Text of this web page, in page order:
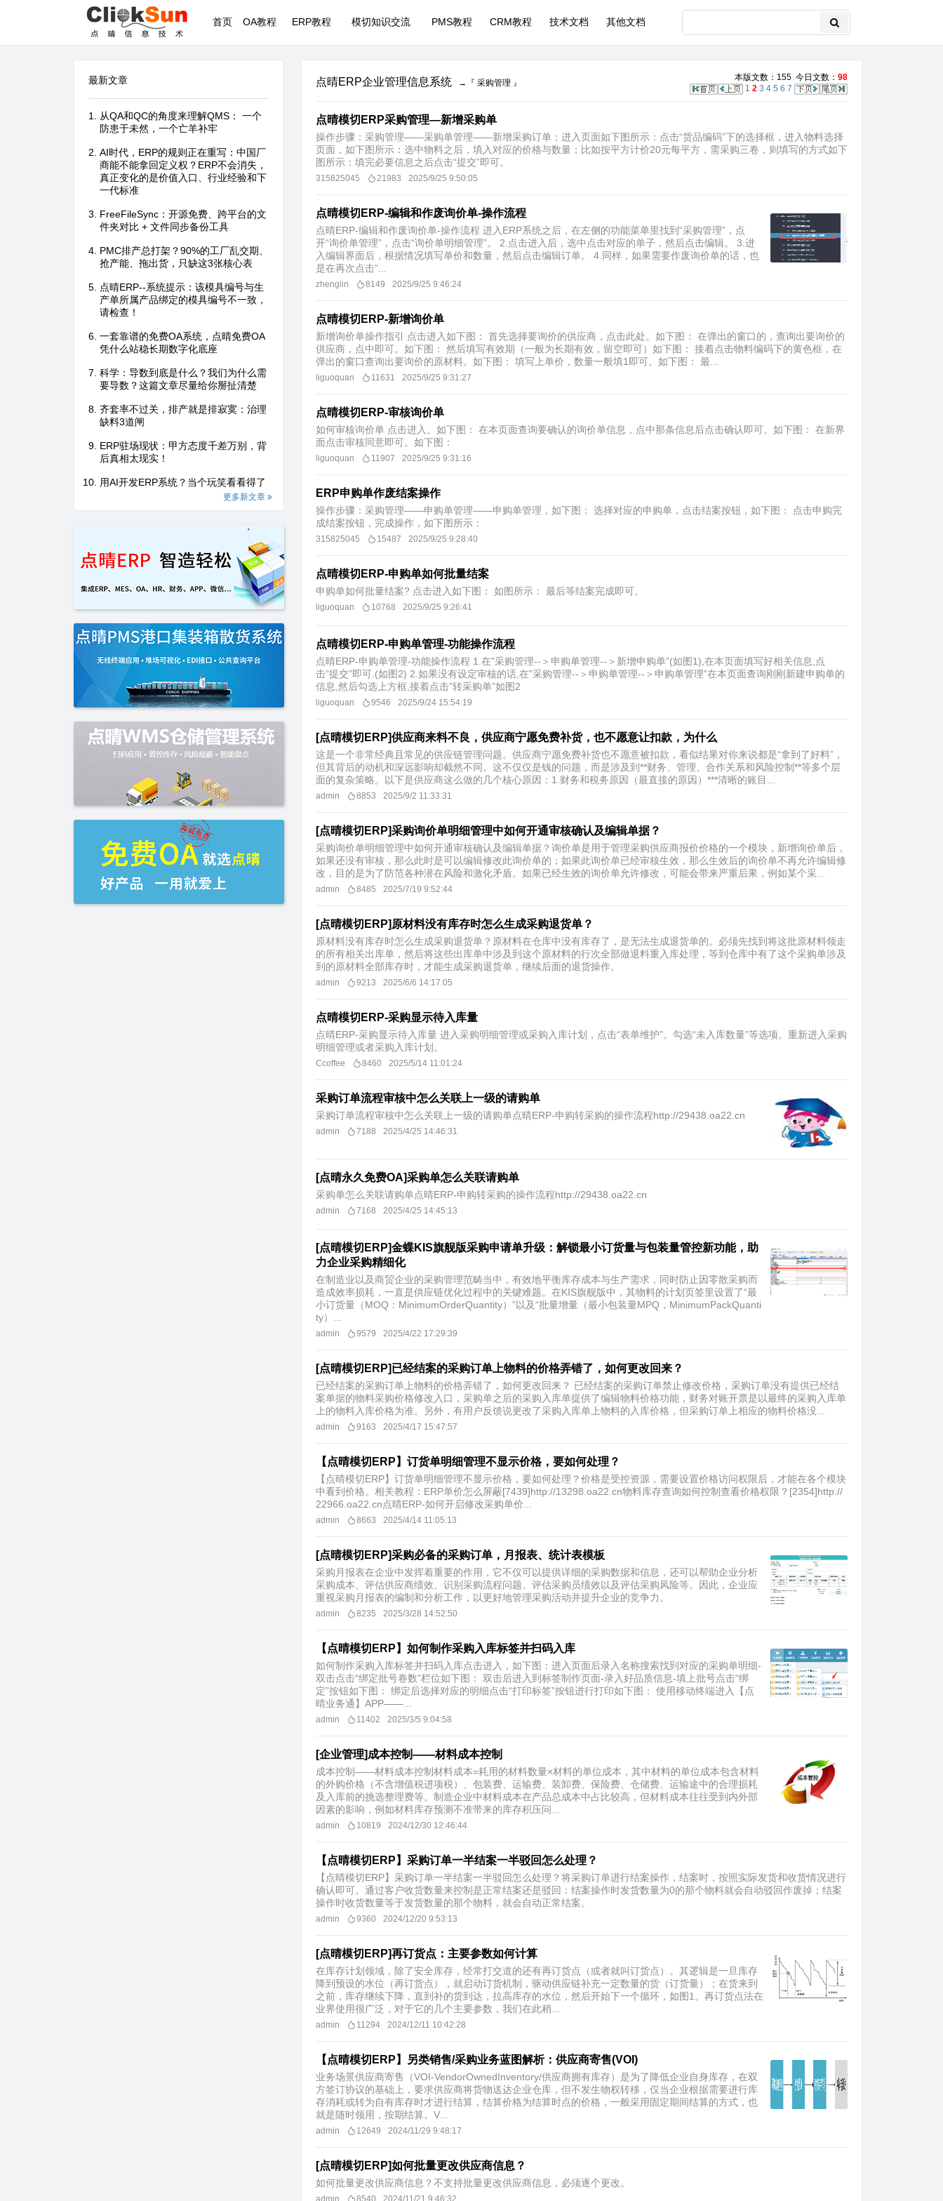
首页 OA教程 ERP教程 模切知识交流 PMS教程 CRM教程 技术文档 其他文档
最新文章
从QA和QC的角度来理解QMS： 一个
防患于未然，一个亡羊补牢
AI时代，ERP的规则正在重写：中国厂
商能不能拿回定义权？ERP不会消失，
真正变化的是价值入口、行业经验和下
一代标准
FreeFileSync：开源免费、跨平台的文
件夹对比 + 文件同步备份工具
PMC排产总打架？90%的工厂乱交期、
抢产能、拖出货，只缺这3张核心表
点晴ERP--系统提示：该模具编号与生
产单所属产品绑定的模具编号不一致，
请检查！
一套靠谱的免费OA系统，点晴免费OA
凭什么站稳长期数字化底座
科学：导数到底是什么？我们为什么需
要导数？这篇文章尽量给你掰扯清楚
齐套率不过关，排产就是排寂寞：治理
缺料3道闸
ERP驻场现状：甲方态度千差万别，背
后真相太现实！
用AI开发ERP系统？当个玩笑看看得了
更多新文章
点晴ERP企业管理信息系统 →『 采购管理 』
本版文数：155 今日文数： 98
1 2 3 4 5 6 7
点晴模切ERP采购管理—新增采购单
操作步骤：采购管理——采购单管理——新增采购订单；进入页面如下图所示：点击“货品编码”下的选择框，进入物料选择
页面，如下图所示：选中物料之后，填入对应的价格与数量；比如按平方计价20元每平方，需采购三卷，则填写的方式如下
图所示：填完必要信息之后点击“提交”即可。
315825045 21983 2025/9/25 9:50:05
点晴模切ERP-编辑和作废询价单-操作流程
点晴ERP-编辑和作废询价单-操作流程 进入ERP系统之后，在左侧的功能菜单里找到“采购管理”，点
开“询价单管理”，点击“询价单明细管理”。 2.点击进入后，选中点击对应的单子，然后点击编辑。 3.进
入编辑界面后，根据情况填写单价和数量，然后点击编辑订单。 4.同样，如果需要作废询价单的话，也
是在再次点击“...
zhenglin 8149 2025/9/25 9:46:24
点晴模切ERP-新增询价单
新增询价单操作指引 点击进入如下图： 首先选择要询价的供应商，点击此处。如下图： 在弹出的窗口的，查询出要询价的
供应商，点中即可。如下图： 然后填写有效期（一般为长期有效，留空即可）如下图： 接着点击物料编码下的黄色框，在
弹出的窗口查询出要询价的原材料。如下图： 填写上单价，数量一般填1即可。如下图： 最...
liguoquan 11631 2025/9/25 9:31:27
点晴模切ERP-审核询价单
如何审核询价单 点击进入。如下图： 在本页面查询要确认的询价单信息，点中那条信息后点击确认即可。如下图： 在新界
面点击审核同意即可。如下图：
liguoquan 11907 2025/9/25 9:31:16
ERP申购单作废结案操作
操作步骤：采购管理——申购单管理——申购单管理，如下图： 选择对应的申购单，点击结案按钮，如下图： 点击申购完
成结案按钮，完成操作，如下图所示：
315825045 15487 2025/9/25 9:28:40
点晴模切ERP-申购单如何批量结案
申购单如何批量结案? 点击进入如下图： 如图所示： 最后等结案完成即可。
liguoquan 10768 2025/9/25 9:26:41
点晴模切ERP-申购单管理-功能操作流程
点晴ERP-申购单管理-功能操作流程 1.在”采购管理--＞申购单管理--＞新增申购单”(如图1),在本页面填写好相关信息,点
击”提交”即可.(如图2) 2.如果没有设定审核的话,在”采购管理--＞申购单管理--＞申购单管理”在本页面查询刚刚新建申购单的
信息,然后勾选上方框,接着点击”转采购单”如图2
liguoquan 9546 2025/9/24 15:54:19
[点晴模切ERP]供应商来料不良，供应商宁愿免费补货，也不愿意让扣款，为什么
这是一个非常经典且常见的供应链管理问题。供应商宁愿免费补货也不愿意被扣款，看似结果对你来说都是“拿到了好料”，
但其背后的动机和深远影响却截然不同。这不仅仅是钱的问题，而是涉及到**财务、管理、合作关系和风险控制**等多个层
面的复杂策略。以下是供应商这么做的几个核心原因：1.财务和税务原因（最直接的原因）***清晰的账目...
admin 8853 2025/9/2 11:33:31
[点晴模切ERP]采购询价单明细管理中如何开通审核确认及编辑单据？
采购询价单明细管理中如何开通审核确认及编辑单据？​询价单是用于管理采购供应商报价价格的一个模块，新增询价单后，
如果还没有审核，那么此时是可以编辑修改此询价单的；如果此询价单已经审核生效，那么生效后的询价单不再允许编辑修
改，目的是为了防范各种潜在风险和激化矛盾。如果已经生效的询价单允许修改，可能会带来严重后果，例如某个采...
admin 8485 2025/7/19 9:52:44
[点晴模切ERP]原材料没有库存时怎么生成采购退货单？
原材料没有库存时怎么生成采购退货单？原材料在仓库中没有库存了，是无法生成退货单的。必须先找到将这批原材料领走
的所有相关出库单，然后将这些出库单中涉及到这个原材料的行次全部做退料重入库处理，等到仓库中有了这个采购单涉及
到的原材料全部库存时，才能生成采购退货单，继续后面的退货操作。
admin 9213 2025/6/6 14:17:05
点晴模切ERP-采购显示待入库量
点晴ERP-采购显示待入库量 进入采购明细管理或采购入库计划，点击“表单维护”。勾选“未入库数量”等选项。​重新进入采购
明细管理或者采购入库计划。
Ccoffee 8460 2025/5/14 11:01:24
采购订单流程审核中怎么关联上一级的请购单
采购订单流程审核中怎么关联上一级的请购单点晴ERP-申购转采购的操作流程http://29438.oa22.cn
admin 7188 2025/4/25 14:46:31
[点晴永久免费OA]采购单怎么关联请购单
采购单怎么关联请购单​ 点晴ERP-申购转采购的操作流程http://29438.oa22.cn
admin 7168 2025/4/25 14:45:13
[点晴模切ERP]金蝶KIS旗舰版采购申请单升级：解锁最小订货量与包装量管控新功能，助
力企业采购精细化
在制造业以及商贸企业的采购管理范畴当中，有效地平衡库存成本与生产需求，同时防止因零散采购而
造成效率损耗，一直是供应链优化过程中的关键难题。在KIS旗舰版中，其物料的计划页签里设置了“最
小订货量（MOQ：MinimumOrderQuantity）”以及“批量增量（最小包装量MPQ，MinimumPackQuanti
ty）...
admin 9579 2025/4/22 17:29:39
[点晴模切ERP]已经结案的采购订单上物料的价格弄错了，如何更改回来？
已经结案的采购订单上物料的价格弄错了，如何更改回来？ 已经结案的采购订单禁止修改价格，采购订单没有提供已经结
案单据的物料采购价格修改入口，采购单之后的采购入库单提供了编辑物料价格功能，财务对账开票是以最终的采购入库单
上的物料入库价格为准。另外，有用户反馈说更改了采购入库单上物料的入库价格，但采购订单上相应的物料价格没...
admin 9163 2025/4/17 15:47:57
【点晴模切ERP】订货单明细管理不显示价格，要如何处理？
【点晴模切ERP】订货单明细管理不显示价格，要如何处理？价格是受控资源，需要设置价格访问权限后，才能在各个模块
中看到价格。相关教程：ERP单价怎么屏蔽[7439]http://13298.oa22.cn物料库存查询如何控制查看价格权限？[2354]http://
22966.oa22.cn点晴ERP-如何开启修改采购单价...
admin 8663 2025/4/14 11:05:13
[点晴模切ERP]采购必备的采购订单，月报表、统计表模板
​采购月报表在企业中发挥着重要的作用，它不仅可以提供详细的采购数据和信息，还可以帮助企业分析
采购成本、评估供应商绩效、识别采购流程问题、评估采购员绩效以及评估采购风险等。因此，企业应
重视采购月报表的编制和分析工作，以更好地管理采购活动并提升企业的竞争力。
admin 8235 2025/3/28 14:52:50
【点晴模切ERP】如何制作采购入库标签并扫码入库
如何制作采购入库标签并扫码入库点击进入，如下图： ​ 进入页面后录入名称搜索找到对应的采购单明细-
双击点击“绑定批号卷数”栏位如下图： 双击后进入到标签制作页面-录入好品质信息-填上批号点击“绑
定”按钮如下图： 绑定后选择对应的明细点击“打印标签”按钮进行打印如下图： 使用移动终端进入【点
晴业务通】APP——...
admin 11402 2025/3/5 9:04:58
[企业管理]成本控制——材料成本控制
成本控制——材料成本控制材料成本=耗用的材料数量×材料的单位成本，其中材料的单位成本包含材料
的外购价格（不含增值税进项税）、包装费、运输费、装卸费、保险费、仓储费、运输途中的合理损耗
及入库前的挑选整理费等。制造企业中材料成本在产品总成本中占比较高，但材料成本往往受到内外部
因素的影响，例如材料库存预测不准带来的库存积压问...
admin 10819 2024/12/30 12:46:44
【点晴模切ERP】采购订单一半结案一半驳回怎么处理？
【点晴模切ERP】采购订单一半结案一半驳回怎么处理？将采购订单进行结案操作，结案时，按照实际发货和收货情况进行
确认即可。通过客户收货数量来控制是正常结案还是驳回：结案操作时发货数量为0的那个物料就会自动驳回作废掉；结案
操作时收货数量等于发货数量的那个物料，就会自动正常结案。
admin 9360 2024/12/20 9:53:13
[点晴模切ERP]再订货点：主要参数如何计算
在库存计划领域，除了安全库存，经常打交道的还有再订货点（或者就叫订货点）。其逻辑是一旦库存
降到预设的水位（再订货点），就启动订货机制，驱动供应链补充一定数量的货（订货量）；在货来到
之前，库存继续下降，直到补的货到达，拉高库存的水位，然后开始下一个循环，如图1。再订货点法在
业界使用很广泛，对于它的几个主要参数，我们在此稍...
admin 11294 2024/12/11 10:42:28
【点晴模切ERP】另类销售/采购业务蓝图解析：供应商寄售(VOI)
业务场景供应商寄售（VOI-VendorOwnedInventory/供应商拥有库存）是为了降低企业自身库存，在双
方签订协议的基础上，要求供应商将货物送达企业仓库，但不发生物权转移，仅当企业根据需要进行库
存消耗或转为自有库存时才进行结算，结算价格为结算时点的价格，一般采用固定期间结算的方式，也
就是随时领用，按期结算。V...
admin 12649 2024/11/29 9:48:17
[点晴模切ERP]如何批量更改供应商信息？
如何批量更改供应商信息？不支持批量更改供应商信息，必须逐个更改。
admin 8540 2024/11/21 9:46:32